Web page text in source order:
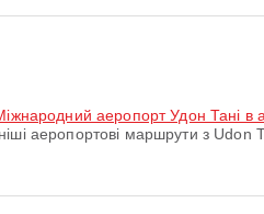
аеропорт Удон Тані в
аеропортові маршрути з Udon